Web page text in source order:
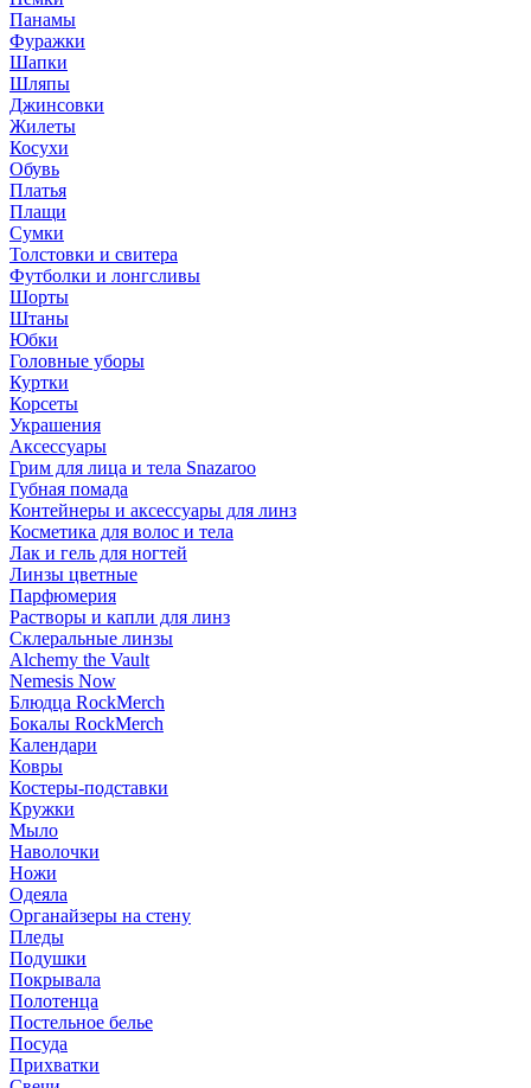
Панамы
Фуражки
Шапки
Шляпы
Джинсовки
Жилеты
Косухи
Обувь
Платья
Плащи
Сумки
Толстовки и свитера
Футболки и лонгсливы
Шорты
Штаны
Юбки
Головные уборы
Куртки
Корсеты
Украшения
Аксессуары
Грим для лица и тела Snazaroo
Губная помада
Контейнеры и аксессуары для линз
Косметика для волос и тела
Лак и гель для ногтей
Линзы цветные
Парфюмерия
Растворы и капли для линз
Склеральные линзы
Alchemy the Vault
Nemesis Now
Блюдца RockMerch
Бокалы RockMerch
Календари
Ковры
Костеры-подставки
Кружки
Мыло
Наволочки
Ножи
Одеяла
Органайзеры на стену
Пледы
Подушки
Покрывала
Полотенца
Постельное белье
Посуда
Прихватки